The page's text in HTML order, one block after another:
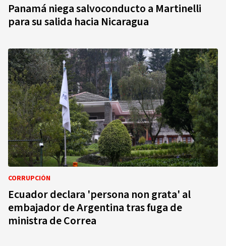
Panamá niega salvoconducto a Martinelli
para su salida hacia Nicaragua
CORRUPCIÓN
Ecuador declara 'persona non grata' al
embajador de Argentina tras fuga de
ministra de Correa